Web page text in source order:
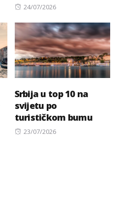
Posted
24/07/2026
Srbija u top 10 na
svijetu po
turističkom bumu
Posted
23/07/2026